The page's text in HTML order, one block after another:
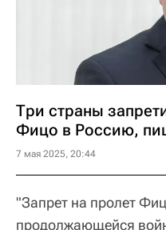
Три страны
Фицо в Россию,
7 мая 2025, 20:44
"Запрет на пролет
продолжающейся